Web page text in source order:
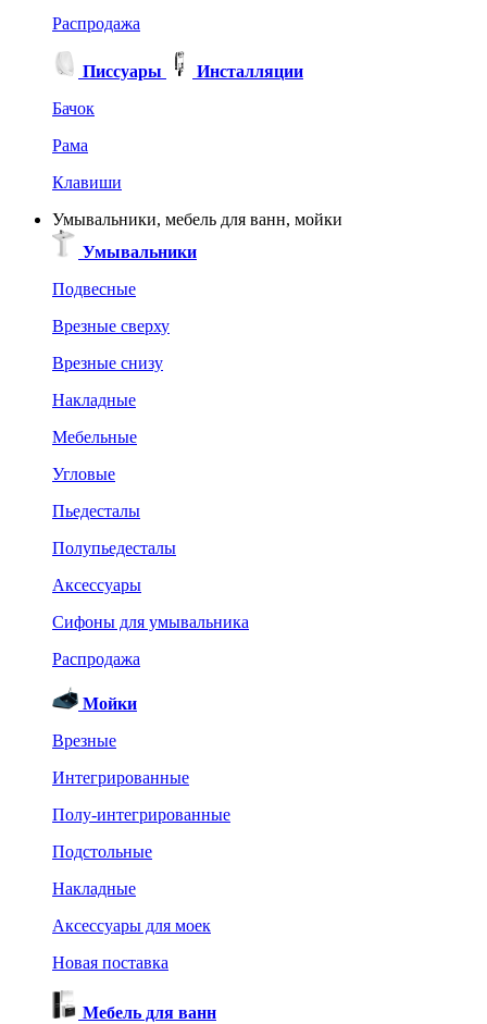
Распродажа
Писсуары
Инсталляции
Бачок
Рама
Клавиши
Умывальники, мебель для ванн, мойки
Умывальники
Подвесные
Врезные сверху
Врезные снизу
Накладные
Мебельные
Угловые
Пьедесталы
Полупьедесталы
Аксессуары
Сифоны для умывальника
Распродажа
Мойки
Врезные
Интегрированные
Полу-интегрированные
Подстольные
Накладные
Аксессуары для моек
Новая поставка
Мебель для ванн